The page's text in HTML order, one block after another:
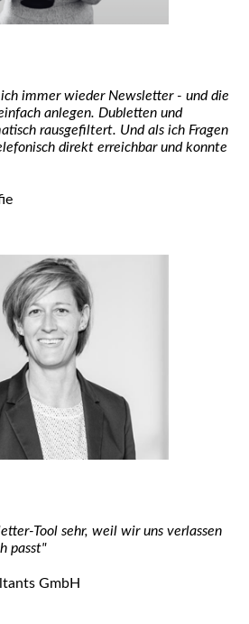
immer wieder Newsletter - und die
anlegen. Dubletten und
rausgefiltert. Und als ich Fragen
direkt erreichbar und konnte
Tool sehr, weil wir uns verlassen
passt"
GmbH